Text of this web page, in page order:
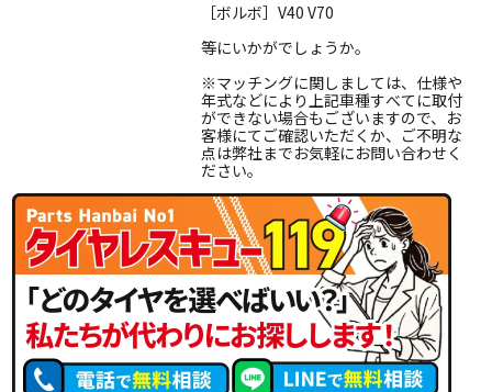
［ボルボ］V40 V70
等にいかがでしょうか。
※マッチングに関しましては、仕様や
年式などにより上記車種すべてに取付
ができない場合もございますので、お
客様にてご確認いただくか、ご不明な
点は弊社までお気軽にお問い合わせく
ださい。